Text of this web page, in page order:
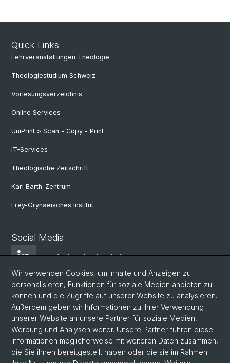
Quick Links
Lehrveranstaltungen Theologie
Theologiestudium Schweiz
Vorlesungsverzeichnis
Online Services
UniPrint > Scan - Copy - Print
IT-Services
Theologische Zeitschrift
Karl Barth-Zentrum
Frey-Grynaeisches Institut
Social Media
LinkedIn Theol. Fakultät
Instagram Theol. Fakultät
Zentr. Jüd. Studien
ZRWP
Wir verwenden Cookies, um Inhalte und Anzeigen zu
personalisieren, Funktionen für soziale Medien anbieten zu
können und die Zugriffe auf unserer Website zu analysieren.
Außerdem geben wir Informationen zu Ihrer Verwendung
unserer Website an unsere Partner für soziale Medien,
Werbung und Analysen weiter. Unsere Partner führen diese
Informationen möglicherweise mit weiteren Daten zusammen,
die Sie ihnen bereitgestellt haben oder die sie im Rahmen